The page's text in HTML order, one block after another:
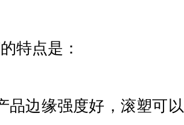
特点是：
品边缘强度好，滚塑可